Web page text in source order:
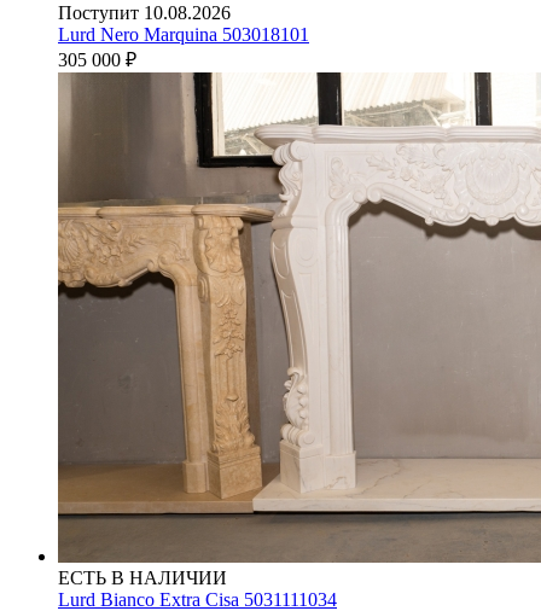
Поступит 10.08.2026
Lurd Nero Marquina 503018101
305 000 ₽
ЕСТЬ В НАЛИЧИИ
Lurd Bianco Extra Cisa 5031111034